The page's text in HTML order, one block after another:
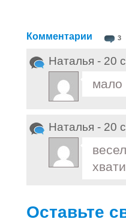
Комментарии 3
Наталья - 20
мало
Наталья - 20
Оставьте